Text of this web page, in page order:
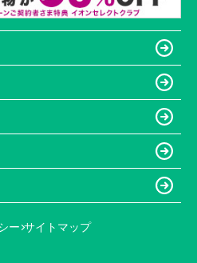
ー サイトマップ